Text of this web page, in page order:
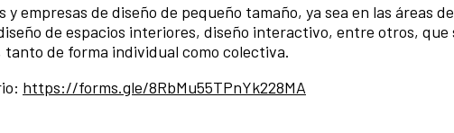
empresas de diseño de pequeño tamaño, ya sea en las áreas de
de espacios interiores, diseño interactivo, entre otros, que
tanto de forma individual como colectiva.
https://forms.gle/8RbMu55TPnYk228MA